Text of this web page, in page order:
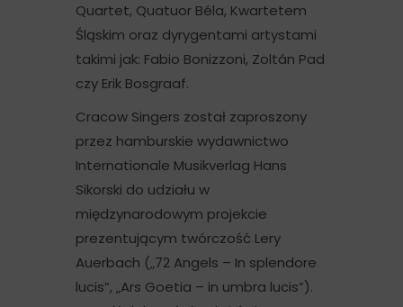
Quartet, Quatuor Béla, Kwartetem
Śląskim oraz dyrygentami artystami
takimi jak: Fabio Bonizzoni, Zoltán Pad
czy Erik Bosgraaf.
Cracow Singers został zaproszony
przez hamburskie wydawnictwo
Internationale Musikverlag Hans
Sikorski do udziału w
międzynarodowym projekcie
prezentującym twórczość Lery
Auerbach („72 Angels – In splendore
lucis”, „Ars Goetia – in umbra lucis”).